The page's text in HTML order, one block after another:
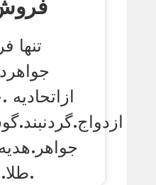
تنها
طلا.شناسنامه وگارانتی.